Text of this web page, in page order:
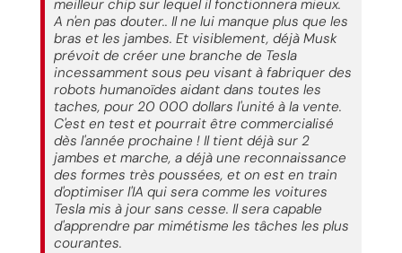
meilleur chip sur lequel il fonctionnera mieux.
A n'en pas douter.. Il ne lui manque plus que les
bras et les jambes. Et visiblement, déjà Musk
prévoit de créer une branche de Tesla
incessamment sous peu visant à fabriquer des
robots humanoïdes aidant dans toutes les
taches, pour 20 000 dollars l'unité à la vente.
C'est en test et pourrait être commercialisé
dès l'année prochaine ! Il tient déjà sur 2
jambes et marche, a déjà une reconnaissance
des formes très poussées, et on est en train
d'optimiser l'IA qui sera comme les voitures
Tesla mis à jour sans cesse. Il sera capable
d'apprendre par mimétisme les tâches les plus
courantes.